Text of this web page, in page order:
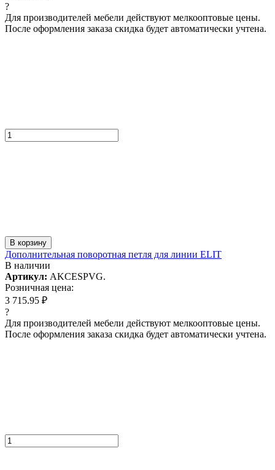
?
Для производителей мебели действуют мелкооптовые цены.
После оформления заказа скидка будет автоматически учтена.
В корзину
Дополнительная поворотная петля для линии ELIT
В наличии
Артикул: AKCESPVG.
Розничная цена:
3 715.95 ₽
?
Для производителей мебели действуют мелкооптовые цены.
После оформления заказа скидка будет автоматически учтена.